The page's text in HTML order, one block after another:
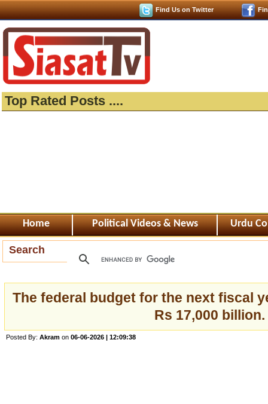
Find Us on Twitter
Top Rated Posts ....
Home Political Videos & News Urdu
Search
The federal budget for the next fiscal
Rs 17,000 billion.
Posted By: Akram on 06-06-2026 | 12:09:38